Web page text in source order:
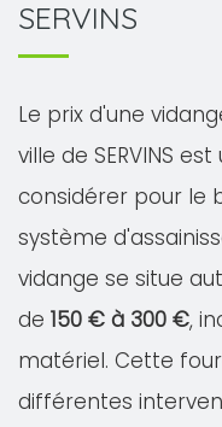
SERVINS
Le prix d'une
ville de SERVINS
considérer pour le
système
vidange se situe
de 150 € à 300 €,
matériel. Cette
différentes